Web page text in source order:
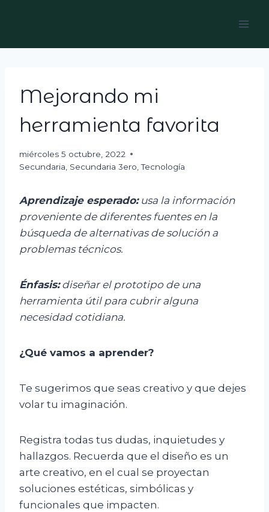
Mejorando mi
herramienta favorita
miércoles 5 octubre, 2022
Secundaria Secundaria 3ero ,Tecnología
Aprendizaje esperado: usa la información
proveniente de diferentes fuentes en la
búsqueda de alternativas de solución a
problemas técnicos.
Énfasis: diseñar el prototipo de una
herramienta útil para cubrir alguna
necesidad cotidiana.
¿Qué vamos a aprender?
Te sugerimos que seas creativo y que dejes
volar tu imaginación.
Registra todas tus dudas, inquietudes y
hallazgos. Recuerda que el diseño es un
arte creativo, en el cual se proyectan
soluciones estéticas, simbólicas y
funcionales que impacten.